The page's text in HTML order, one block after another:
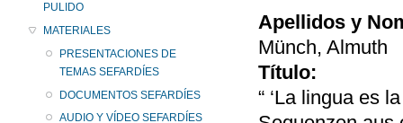
PULIDO
MATERIALES
PRESENTACIONES DE
TEMAS SEFARDÍES
DOCUMENTOS SEFARDÍES
AUDIO Y VÍDEO SEFARDÍES
Apellidos y
Münch, Almuth
Título:
“ ‘La lingua es